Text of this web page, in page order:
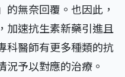
無奈回覆。也因此，
加速抗生素新藥引進且
科醫師有更多種類的抗
況予以對應的治療。